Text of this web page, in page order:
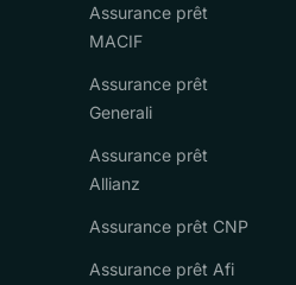
Assurance prêt
MACIF
Assurance prêt
Generali
Assurance prêt
Allianz
Assurance prêt CNP
Assurance prêt Afi